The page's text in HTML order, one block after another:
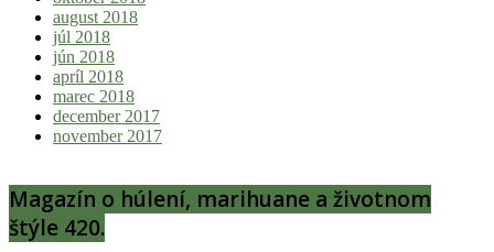
august 2018
júl 2018
jún 2018
apríl 2018
marec 2018
december 2017
november 2017
Magazín o húlení, marihuane a životnom
štýle 420.